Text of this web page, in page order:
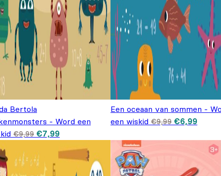
Bertola
- Word een
€9,99 Oorspronkelijke prijs was: €9,99.
€7,99Huidige prijs is: €7,99.
Een oceaan van sommen -
een wiskid €9,99 prijs was:
€6,99
prijs